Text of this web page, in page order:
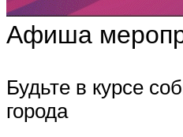
Афиша
Будьте в курсе
города